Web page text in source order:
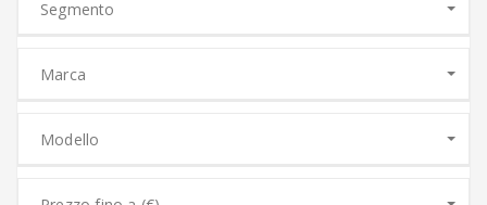
Segmento
Marca
Modello